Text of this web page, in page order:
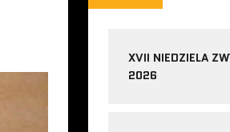
XVII NIEDZIELA
2026